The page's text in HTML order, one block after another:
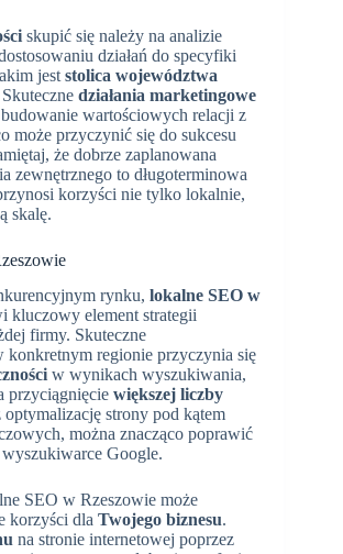
skupić się należy na analizie
działań do specyfiki
jest stolica województwa
Skuteczne działania marketingowe
wartościowych relacji z
może przyczynić się do sukcesu
że dobrze zaplanowana
zewnętrznego to długoterminowa
korzyści nie tylko lokalnie,
skalę.
rynku, lokalne SEO w
kluczowy element strategii
firmy. Skuteczne
konkretnym regionie przyczynia się
w wynikach wyszukiwania,
przyciągnięcie większej liczby
optymalizację strony pod kątem
można znacząco poprawić
Google.
SEO w Rzeszowie może
korzyści dla Twojego biznesu.
na stronie internetowej poprzez